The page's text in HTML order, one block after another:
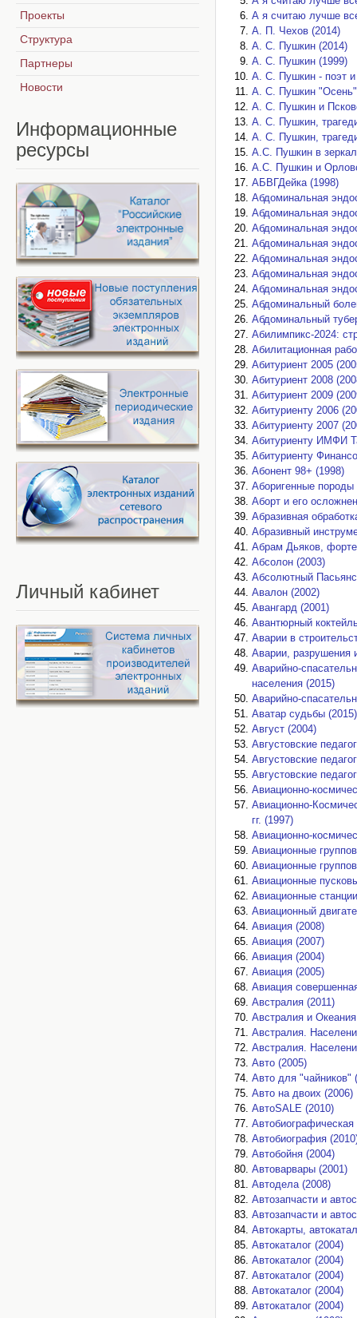
А я считаю лучше
А. П. Чехов (2014)
А. С. Пушкин (2014)
А. С. Пушкин (1999)
А. С. Пушкин - поэт и
А. С. Пушкин "Осень"
А. С. Пушкин и
А. С. Пушкин,
А. С. Пушкин,
А.С. Пушкин в
А.С. Пушкин и
АБВГДейка (1998)
Абдоминальная
Абдоминальная
Абдоминальная
Абдоминальная
Абдоминальная
Абдоминальная
Абдоминальная
Абдоминальный
Абдоминальный
Абилимпикс-2024:
Абилитационная
Абитуриент 2005
Абитуриент 2008
Абитуриент 2009
Абитуриенту 2006
Абитуриенту 2007
Абитуриенту ИМФИ
Абитуриенту
Абонент 98+ (1998)
Аборигенные
Аборт и его
Абразивная
Абразивный
Абрам Дьяков,
Абсолон (2003)
Абсолютный
Авалон (2002)
Авангард (2001)
Авантюрный
Аварии в
Аварии, разрушения
Аварийно-
населения (2015)
Аварийно-
Аватар судьбы (2015)
Август (2004)
Августовские
Августовские
Августовские
Авиационно-
Авиационно-
гг. (1997)
Авиационно-
Авиационные
Авиационные
Авиационные
Авиационные
Авиационный
Авиация (2008)
Авиация (2007)
Авиация (2004)
Авиация (2005)
Авиация
Австралия (2011)
Австралия и
Австралия.
Австралия.
Авто (2005)
Авто для "чайников"
Авто на двоих (2006)
АвтоSALЕ (2010)
Автобиография
Автобойня (2004)
Автоварвары (2001)
Автодела (2008)
Автозапчасти и
Автозапчасти и
Автокарты,
Автокаталог (2004)
Автокаталог (2004)
Автокаталог (2004)
Автокаталог (2004)
Автокаталог (2004)
Проекты
Структура
Партнеры
Новости
Информационные
ресурсы
Личный кабинет